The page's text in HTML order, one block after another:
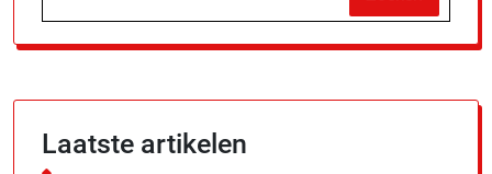
Laatste artikelen